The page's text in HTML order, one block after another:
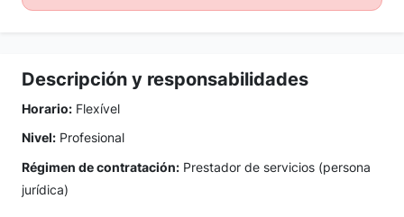
Descripción y responsabilidades
Horario: Flexível
Nivel: Profesional
Régimen de contratación: Prestador de servicios (persona
jurídica)